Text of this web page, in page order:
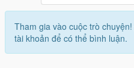
Tham gia vào cuộc trò chuyện!
tài khoản để có thể bình luận.